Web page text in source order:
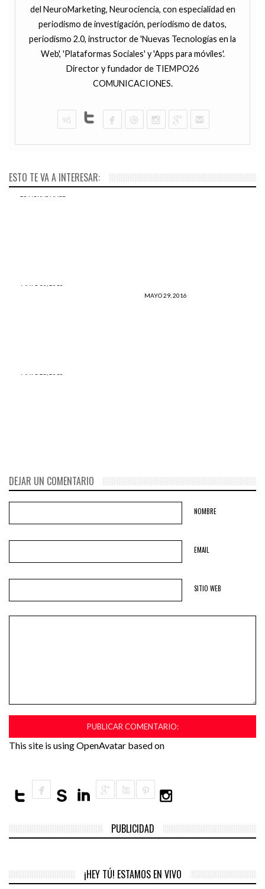
del NeuroMarketing, Neurociencia, con especialidad en
periodismo de investigación, periodismo de datos,
periodismo 2.0, instructor de 'Nuevas Tecnologías en la
Web', 'Plataformas Sociales' y 'Apps para móviles'.
Director y fundador de TIEMPO26
COMUNICACIONES.
ESTO TE VA A INTERESAR:
23 HORAS HACE
JUNIO 1, 2016
MAYO 30, 2016
MAYO 29, 2016
MAYO 28, 2016
DEJAR UN COMENTARIO
NOMBRE
EMAIL
SITIO WEB
This site is using OpenAvatar based on
PUBLICIDAD
¡HEY TÚ! ESTAMOS EN VIVO